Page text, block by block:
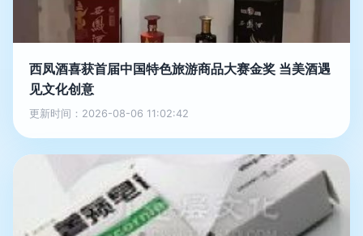
西凤酒喜获首届中国特色旅游商品大赛金奖 当美酒遇
见文化创意
更新时间：2026-08-06 11:02:42